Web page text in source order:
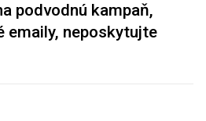
podvodnú kampaň,
emaily, neposkytujte